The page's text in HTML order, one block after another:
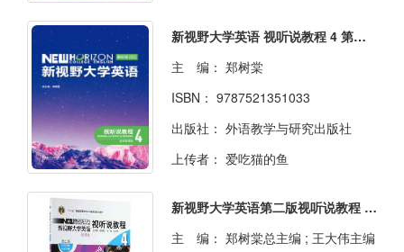
新视野大学英语 视听说教程 4 第四版 思政智慧版
主 编： 郑树棠
ISBN： 9787521351033
出版社： 外语教学与研究出版社
上传者： 爱吃猫的鱼
新视野大学英语第二版视听说教程 : 智慧版. 4
主 编： 郑树棠总主编 ; 王大伟主编